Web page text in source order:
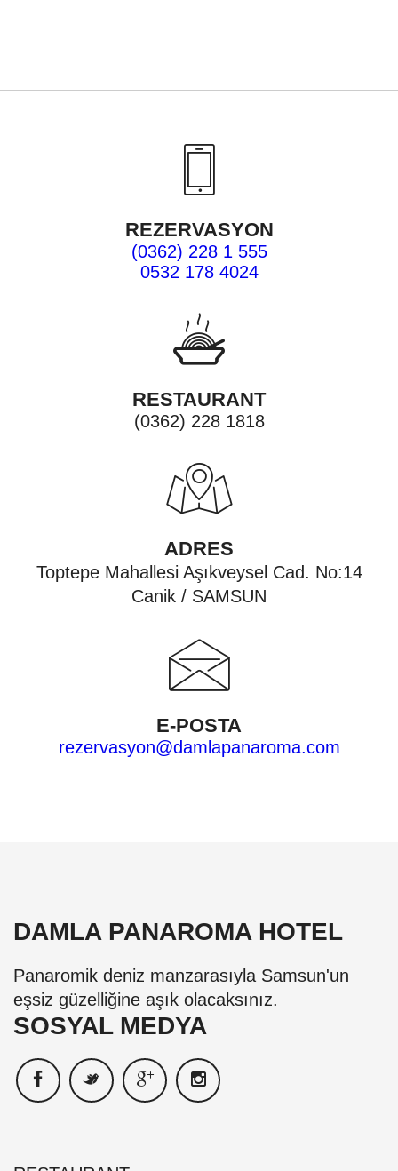
REZERVASYON
(0362) 228 1 555
0532 178 4024
RESTAURANT
(0362) 228 1818
ADRES
Toptepe Mahallesi Aşıkveysel Cad. No:14
Canik / SAMSUN
E-POSTA
rezervasyon@damlapanaroma.com
DAMLA PANAROMA HOTEL
Panaromik deniz manzarasıyla Samsun'un
eşsiz güzelliğine aşık olacaksınız.
SOSYAL MEDYA